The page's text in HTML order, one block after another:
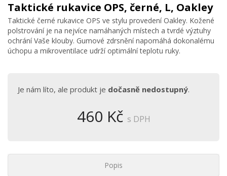
Taktické rukavice OPS, černé, L, Oakley
Taktické černé rukavice OPS ve stylu provedení Oakley. Kožené
polstrování je na nejvíce namáhaných místech a tvrdé výztuhy
ochrání Vaše klouby. Gumové zdrsnění napomáhá dokonalému
úchopu a mikroventilace udrží optimální teplotu ruky.
Je nám líto, ale produkt je dočasně nedostupný.
460 Kč s DPH
Popis